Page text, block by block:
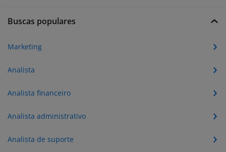
Buscas populares
Marketing
Analista
Analista financeiro
Analista administrativo
Analista de suporte